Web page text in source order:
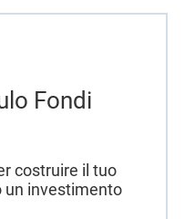
Fondi
costruire il tuo
un investimento